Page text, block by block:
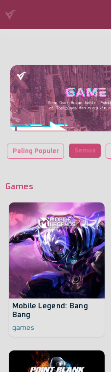
Paling Populer Semua
Games
Mobile Legend: Bang
Bang
games